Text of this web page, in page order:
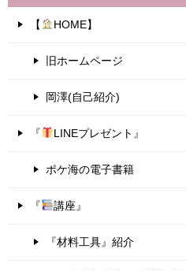
【 HOME】
旧ホームページ
岡澤(自己紹介)
『 LINEプレゼント』
ポケ海の電子書籍
『 講座』
『材料工具』紹介